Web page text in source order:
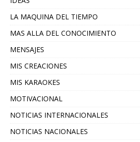
LA MAQUINA DEL TIEMPO
MAS ALLA DEL CONOCIMIENTO
MENSAJES
MIS CREACIONES
MIS KARAOKES
MOTIVACIONAL
NOTICIAS INTERNACIONALES
NOTICIAS NACIONALES